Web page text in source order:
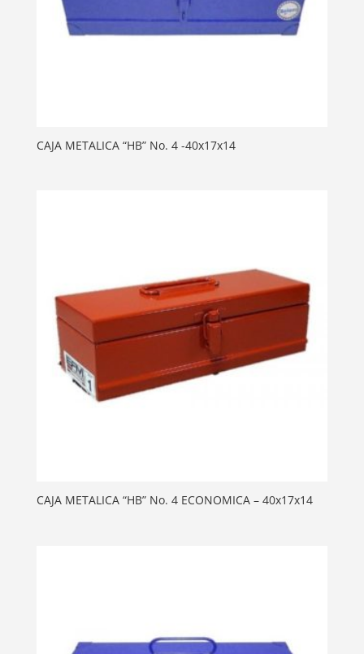
CAJA METALICA “HB” No. 4 -40x17x14
CAJA METALICA “HB” No. 4 ECONOMICA – 40x17x14